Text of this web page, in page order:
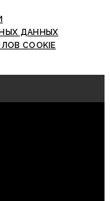
ДАННЫХ
COOKIE